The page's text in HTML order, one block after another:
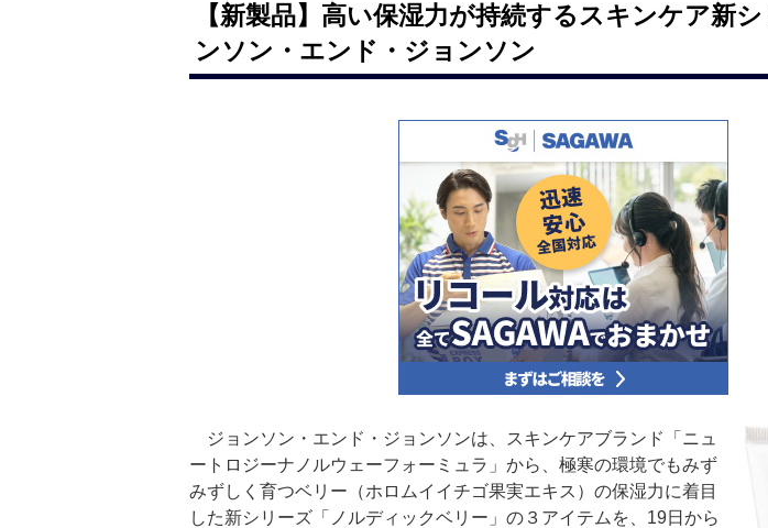
【新製品】高い保湿力が持続するスキンケア新
ンソン・エンド・ジョンソン
ジョンソン・エンド・ジョンソンは、スキンケアブランド「ニュ
ートロジーナノルウェーフォーミュラ」から、極寒の環境でもみず
みずしく育つベリー（ホロムイイチゴ果実エキス）の保湿力に着目
した新シリーズ「ノルディックベリー」の３アイテムを、19日から